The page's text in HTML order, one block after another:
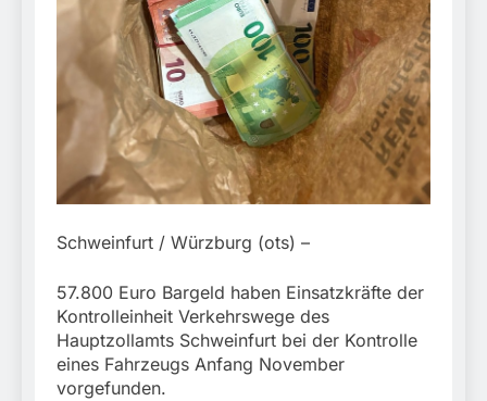
führt zur Sicherstellung
unversteuerter Zigaretten
und Einleitung eines
Steuerstrafverfahrens
Kraftfahrzeug über die
Grenze
eingereist/Bundespolizei
stellt Auto sicher
3. August 2026
Schweinfurt / Würzburg (ots) –
57.800 Euro Bargeld haben Einsatzkräfte der
Kontrolleinheit Verkehrswege des
Hauptzollamts Schweinfurt bei der Kontrolle
eines Fahrzeugs Anfang November
vorgefunden.